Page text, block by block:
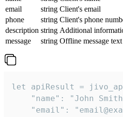
email
string Client's email
phone
string Client's phone
description string Additional
message
string Offline message text
let apiResult =
"name": "John
"email":